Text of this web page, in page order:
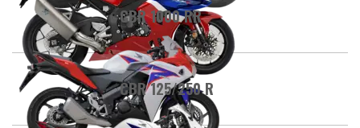
CBR 1000 RR
CBR 125/250 R